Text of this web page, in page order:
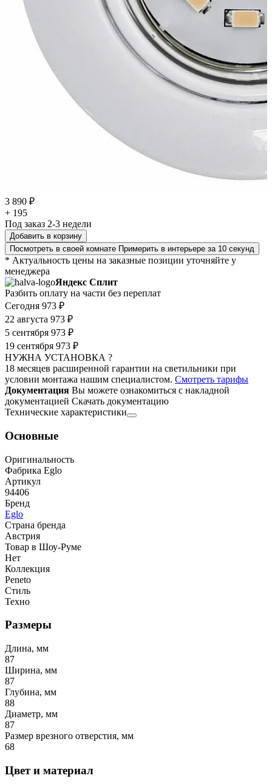
3 890 ₽
+ 195
Под заказ 2-3 недели
Добавить в корзину
Посмотреть в своей комнате Примерить в интерьере за 10 секунд
* Актуальность цены на заказные позиции уточняйте у
менеджера
Яндекс Сплит
Разбить оплату на части без переплат
Сегодня 973 ₽
22 августа 973 ₽
5 сентября 973 ₽
19 сентября 973 ₽
НУЖНА УСТАНОВКА ?
18 месяцев расширенной гарантии на светильники при
условии монтажа нашим специалистом. Смотреть тарифы
Документация Вы можете ознакомиться с накладной
документацией Скачать документацию
Технические характеристики
Основные
Оригинальность
Фабрика Eglo
Артикул
94406
Бренд
Eglo
Страна бренда
Австрия
Товар в Шоу-Руме
Нет
Коллекция
Peneto
Стиль
Техно
Размеры
Длина, мм
87
Ширина, мм
87
Глубина, мм
88
Диаметр, мм
87
Размер врезного отверстия, мм
68
Цвет и материал